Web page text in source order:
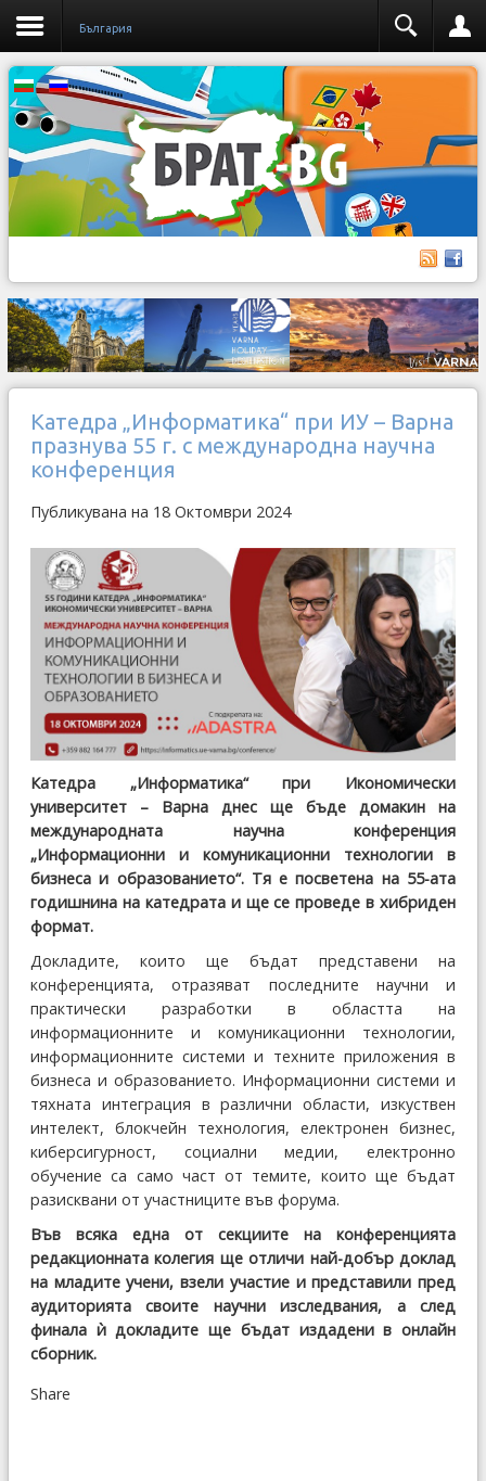
България
Катедра „Информатика“ при ИУ – Варна
празнува 55 г. с международна научна
конференция
Публикувана на 18 Октомври 2024
Катедра „Информатика“ при Икономически
университет – Варна днес ще бъде домакин на
международната научна конференция
„Информационни и комуникационни технологии в
бизнеса и образованието“. Тя е посветена на 55-ата
годишнина на катедрата и ще се проведе в хибриден
формат.
Докладите, които ще бъдат представени на
конференцията, отразяват последните научни и
практически разработки в областта на
информационните и комуникационни технологии,
информационните системи и техните приложения в
бизнеса и образованието. Информационни системи и
тяхната интеграция в различни области, изкуствен
интелект, блокчейн технология, електронен бизнес,
киберсигурност, социални медии, електронно
обучение са само част от темите, които ще бъдат
разисквани от участниците във форума.
Във всяка една от секциите на конференцията
редакционната колегия ще отличи най-добър доклад
на младите учени, взели участие и представили пред
аудиторията своите научни изследвания, а след
финала ѝ докладите ще бъдат издадени в онлайн
сборник.
Share